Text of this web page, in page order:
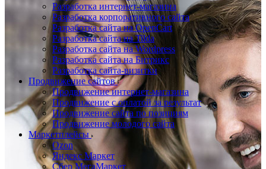
Разработка интернет-магазина
Разработка корпоративного сайта
Разработка сайта на OpenCart
Разработка сайта на Tilda
Разработка сайта на Wordpress
Разработка сайта на Битрикс
Разработка сайта-визитки
Продвижение сайтов
Продвижение интернет-магазина
Продвижение с оплатой за результат
Продвижение сайта по позициям
Продвижение молодого сайта
Маркетплейсы
Ozon
Яндекс Маркет
Сбер МегаМаркет